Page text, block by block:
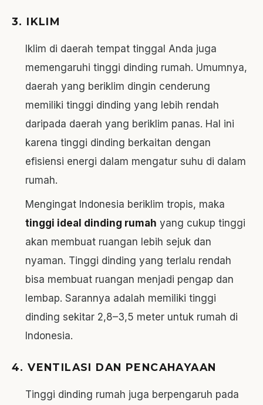
3. IKLIM
Iklim di daerah tempat tinggal Anda juga
memengaruhi tinggi dinding rumah. Umumnya,
daerah yang beriklim dingin cenderung
memiliki tinggi dinding yang lebih rendah
daripada daerah yang beriklim panas. Hal ini
karena tinggi dinding berkaitan dengan
efisiensi energi dalam mengatur suhu di dalam
rumah.
Mengingat Indonesia beriklim tropis, maka
tinggi ideal dinding rumah yang cukup tinggi
akan membuat ruangan lebih sejuk dan
nyaman. Tinggi dinding yang terlalu rendah
bisa membuat ruangan menjadi pengap dan
lembap. Sarannya adalah memiliki tinggi
dinding sekitar 2,8–3,5 meter untuk rumah di
Indonesia.
4. VENTILASI DAN PENCAHAYAAN
Tinggi dinding rumah juga berpengaruh pada